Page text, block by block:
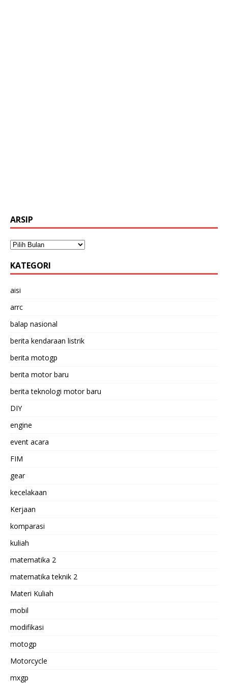
ARSIP
KATEGORI
aisi
arrc
balap nasional
berita kendaraan listrik
berita motogp
berita motor baru
berita teknologi motor baru
DIY
engine
event acara
FIM
gear
kecelakaan
Kerjaan
komparasi
kuliah
matematika 2
matematika teknik 2
Materi Kuliah
mobil
modifikasi
motogp
Motorcycle
mxgp